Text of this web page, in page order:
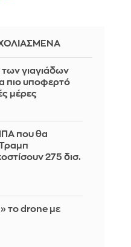
γιαγιάδων
πιο υποφερτό
μέρες
που θα
275 δισ.
το drone με